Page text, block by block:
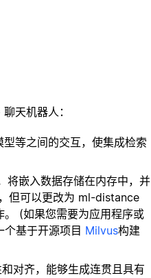
天机器人：
等之间的交互，使集成检索
将嵌入数据存储在内存中，并
但可以更改为 ml-distance
(如果您需要为应用程序或
个基于开源项目 Milvus构建
对齐，能够生成连贯且具有